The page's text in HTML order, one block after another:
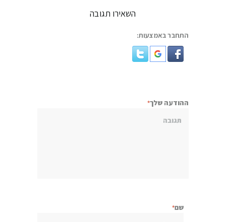
השאירו תגובה
התחבר באמצעות:
ההודעה שלך
שם